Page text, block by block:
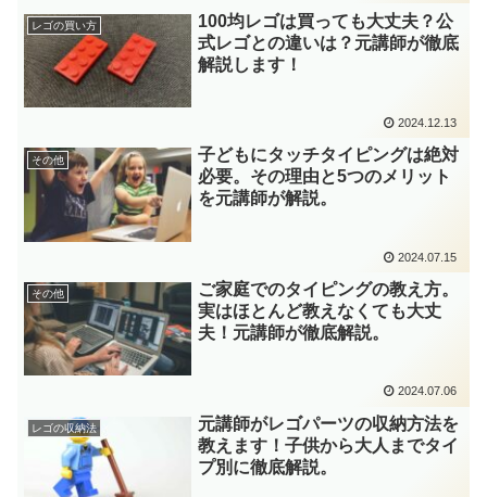
レゴの買い方
100均レゴは買っても大丈夫？公
式レゴとの違いは？元講師が徹底
解説します！
2024.12.13
その他
子どもにタッチタイピングは絶対
必要。その理由と5つのメリット
を元講師が解説。
2024.07.15
その他
ご家庭でのタイピングの教え方。
実はほとんど教えなくても大丈
夫！元講師が徹底解説。
2024.07.06
レゴの収納法
元講師がレゴパーツの収納方法を
教えます！子供から大人までタイ
プ別に徹底解説。